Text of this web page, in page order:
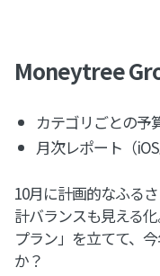
Moneytree
カテゴリごとの予
月次レポート（iOS
10月に計画的なふる
計バランスも見える
プラン」を立てて、
か？